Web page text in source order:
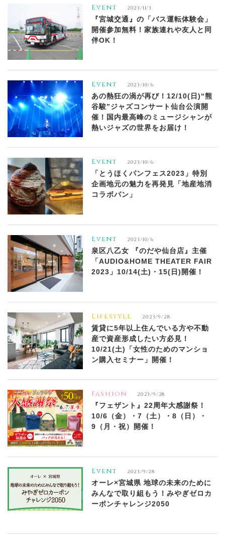
Event 2023/11/3
『宮城交通』の「バス運転体験会」
開催参加無料！家族連れや友人と同
伴OK！
Event 2023/10/6
あの熱狂の渦が再び！12/10(日)“熊
谷駿”ジャズコンサート仙台公演開
催！国内最高峰のミュージシャンが
熱いジャズの世界をお届け！
Event 2023/10/6
「とうほくパンフェス2023」特別
企画地元の魅力を再発見「地産地消
コラボパン」
Event 2023/10/6
泉区八乙女 『のだや仙台店』主催
「AUDIO&HOME THEATER FAIR
2023」10/14(土)・15(日)開催！
Lifestyle 2023/9/28
賃貸に5年以上住んでいる方や不動
産で資産形成したい方必見！
10/21(土)「女性のためのマンショ
ン購入セミナー」開催！
Fashion 2023/9/28
『フェザント』22周年大感謝祭！
10/6（金）・7（土）・8（日）・
9（月・祝）開催！
Event 2023/9/28
オーレ×宮城県 地球の未来のために
みんなで取り組もう！みやぎゼロカ
ーボンチャレンジ2050